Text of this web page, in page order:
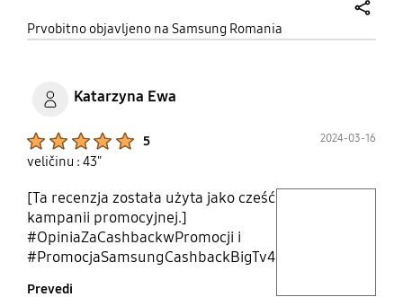
Prvobitno objavljeno na Samsung Romania
Katarzyna Ewa
5 2024-03-16
veličinu : 43"
[Ta recenzja została użyta jako cześć
kampanii promocyjnej.]
#OpiniaZaCashbackwPromocji i
#PromocjaSamsungCashbackBigTv4
Prevedi